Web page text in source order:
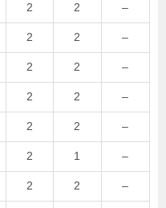
2 2 –
2 2 –
2 2 –
2 2 –
2 2 –
2 1 –
2 2 –